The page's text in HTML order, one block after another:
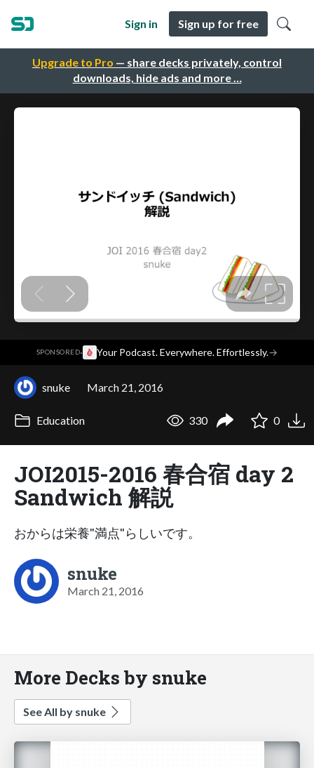
Upgrade to Pro — share decks privately, control
downloads, hide ads and more …
Sign in Sign up for free
SPONSORED· Your Podcast. Everywhere. Effortlessly.→
snuke March 21, 2016
Education 330 0
JOI2015-2016 春合宿 day 2
Sandwich 解説
おからは栄養"満点"らしいです。
snuke
March 21, 2016
More Decks by snuke
See All by snuke